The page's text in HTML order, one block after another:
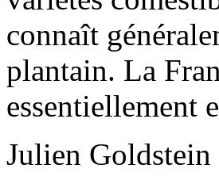
connaît
plantain. La
essentiellement
Julien Goldstein